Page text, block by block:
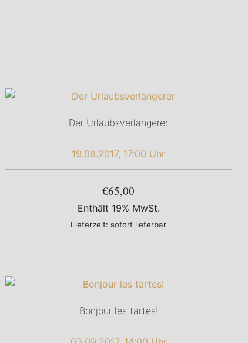
Der Urlaubsverlängerer
19.08.2017, 17:00 Uhr
€65,00
Enthält 19% MwSt.
Lieferzeit: sofort lieferbar
Bonjour les tartes!